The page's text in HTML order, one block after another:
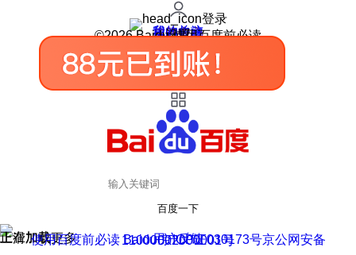
登录
我的关注
我的收藏
皮肤中心
用户反馈
设置
©2026 Baidu 使用百度前必读
百度一下
正在加载
上滑加载更多 用户反馈
使用百度前必读 Baidu 京ICP证030173号
京公网安备11000002000001号